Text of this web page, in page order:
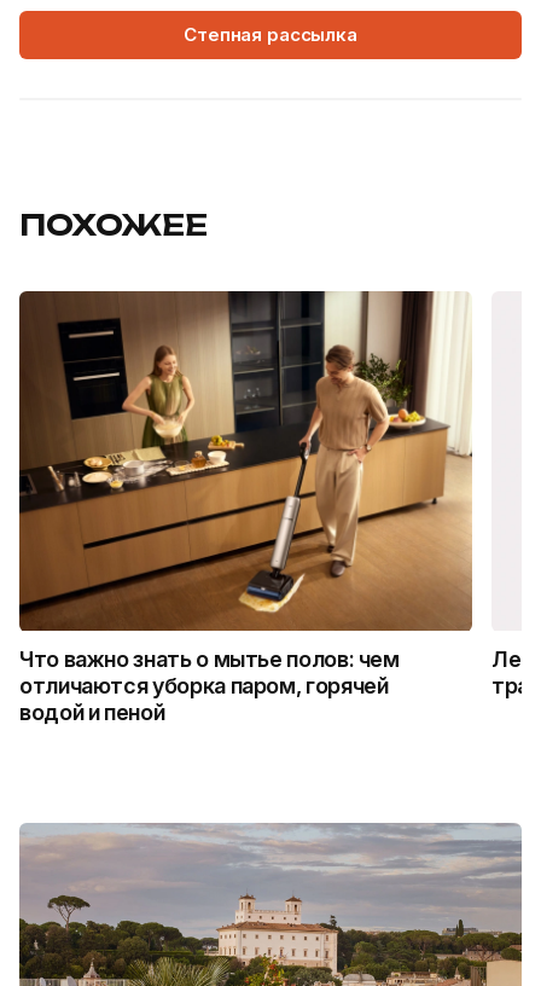
Степная рассылка
ПОХОЖЕЕ
Что важно знать о мытье полов: чем
отличаются уборка паром, горячей
водой и пеной